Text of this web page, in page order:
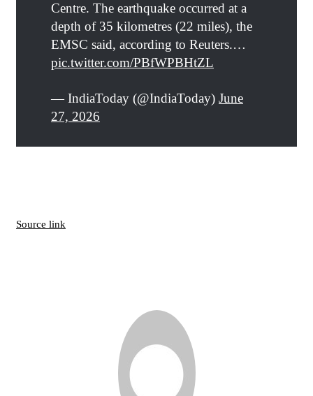
Centre. The earthquake occurred at a
depth of 35 kilometres (22 miles), the
EMSC said, according to Reuters.…
pic.twitter.com/PBfWPBHtZL
— IndiaToday (@IndiaToday) June
27, 2026
Source link